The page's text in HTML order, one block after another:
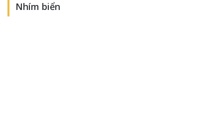
Nhím biển